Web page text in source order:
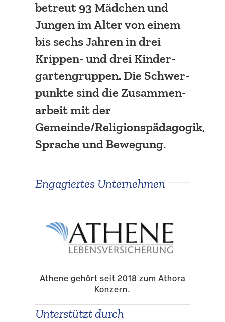
betreut 93 Mädchen und
Jungen im Alter von einem
bis sechs Jahren in drei
Krippen- und drei Kinder­
gar­ten­gruppen. Die Schwer­
punkte sind die Zusam­men­
arbeit mit der
Gemeinde/Religionspädagogik,
Sprache und Bewegung.
Engagiertes Unter­nehmen
Athene gehört seit 2018 zum Athora
Konzern.
Unter­stützt durch